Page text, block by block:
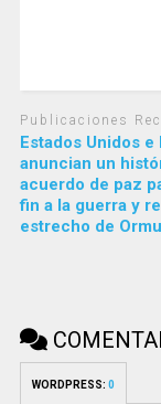
Publicaciones
Estados Unidos e
anuncian un
acuerdo de paz
fin a la guerra y
estrecho de
WORDPRESS: 0